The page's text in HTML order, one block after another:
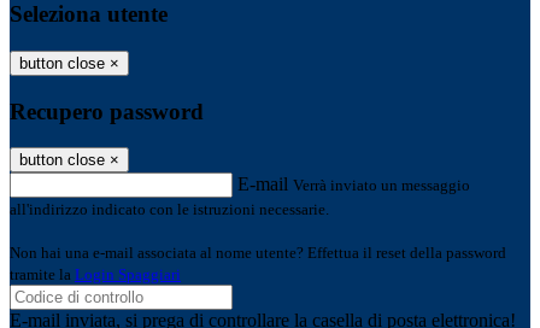
Seleziona utente
button close ×
Recupero password
button close ×
E-mail Verrà inviato un messaggio
all'indirizzo indicato con le istruzioni necessarie.
Non hai una e-mail associata al nome utente? Effettua il reset della password
tramite la Login Spaggiari
E-mail inviata, si prega di controllare la casella di posta elettronica!